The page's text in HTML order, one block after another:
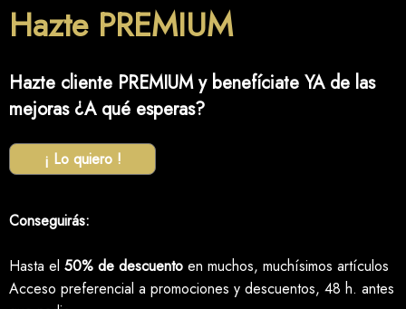
Hazte PREMIUM
Hazte cliente PREMIUM y benefíciate YA de las
mejoras ¿A qué esperas?
¡ Lo quiero !
Conseguirás:
Hasta el 50% de descuento en muchos, muchísimos artículos
Acceso preferencial a promociones y descuentos, 48 h. antes